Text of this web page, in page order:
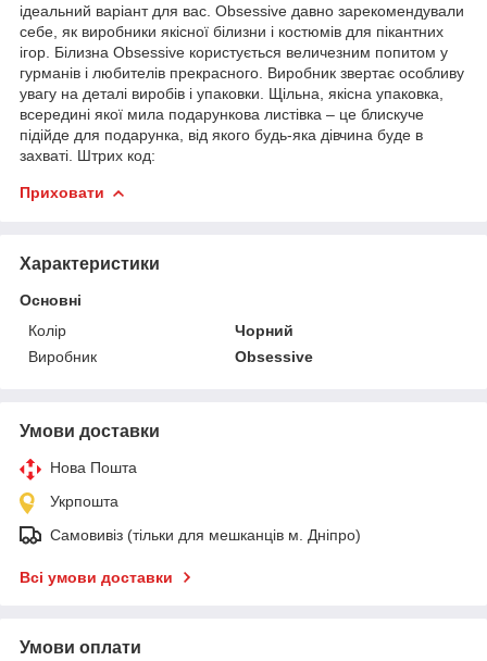
ідеальний варіант для вас. Obsessive давно зарекомендували
себе, як виробники якісної білизни і костюмів для пікантних
ігор. Білизна Obsessive користується величезним попитом у
гурманів і любителів прекрасного. Виробник звертає особливу
увагу на деталі виробів і упаковки. Щільна, якісна упаковка,
всередині якої мила подарункова листівка – це блискуче
підійде для подарунка, від якого будь-яка дівчина буде в
захваті. Штрих код:
Приховати
Характеристики
Основні
Колір
Чорний
Виробник
Obsessive
Умови доставки
Нова Пошта
Укрпошта
Самовивіз (тільки для мешканців м. Дніпро)
Всі умови доставки
Умови оплати